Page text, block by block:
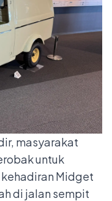
masyarakat
untuk
Midget
di jalan sempit